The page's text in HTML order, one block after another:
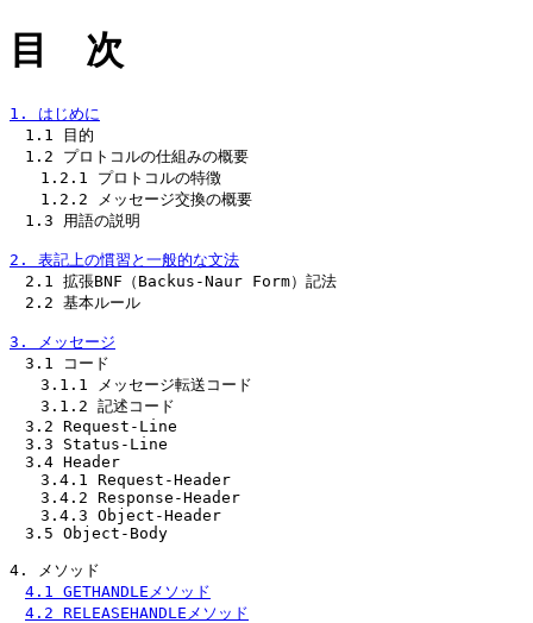
目 次
1. はじめに
1.1 目的
1.2 プロトコルの仕組みの概要
1.2.1 プロトコルの特徴
1.2.2 メッセージ交換の概要
1.3 用語の説明
2. 表記上の慣習と一般的な文法
2.1 拡張BNF（Backus-Naur Form）記法
2.2 基本ルール
3. メッセージ
3.1 コード
3.1.1 メッセージ転送コード
3.1.2 記述コード
3.2 Request-Line
3.3 Status-Line
3.4 Header
3.4.1 Request-Header
3.4.2 Response-Header
3.4.3 Object-Header
3.5 Object-Body
4. メソッド
4.1 GETHANDLEメソッド
4.2 RELEASEHANDLEメソッド